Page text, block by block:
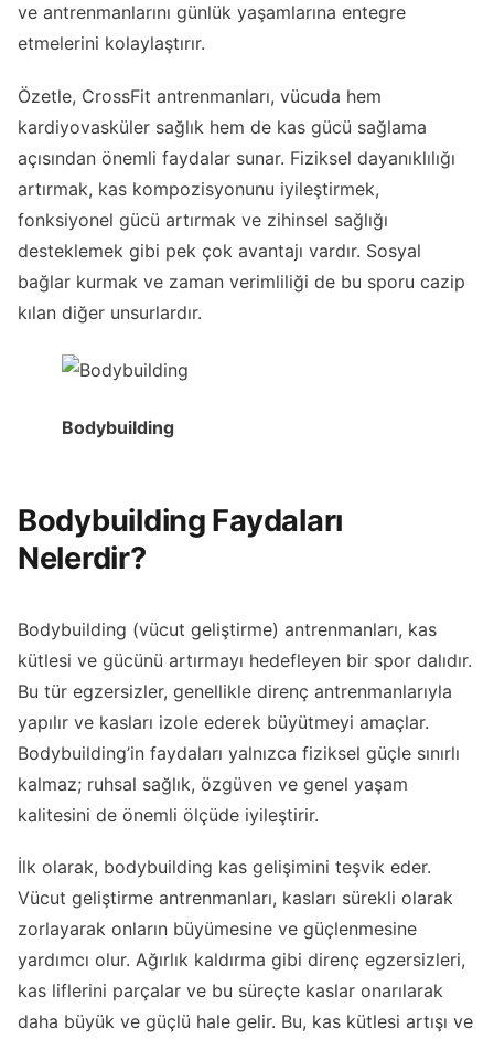
ve antrenmanlarını günlük yaşamlarına entegre
etmelerini kolaylaştırır.
Özetle, CrossFit antrenmanları, vücuda hem
kardiyovasküler sağlık hem de kas gücü sağlama
açısından önemli faydalar sunar. Fiziksel dayanıklılığı
artırmak, kas kompozisyonunu iyileştirmek,
fonksiyonel gücü artırmak ve zihinsel sağlığı
desteklemek gibi pek çok avantajı vardır. Sosyal
bağlar kurmak ve zaman verimliliği de bu sporu cazip
kılan diğer unsurlardır.
Bodybuilding
Bodybuilding Faydaları
Nelerdir?
Bodybuilding (vücut geliştirme) antrenmanları, kas
kütlesi ve gücünü artırmayı hedefleyen bir spor dalıdır.
Bu tür egzersizler, genellikle direnç antrenmanlarıyla
yapılır ve kasları izole ederek büyütmeyi amaçlar.
Bodybuilding’in faydaları yalnızca fiziksel güçle sınırlı
kalmaz; ruhsal sağlık, özgüven ve genel yaşam
kalitesini de önemli ölçüde iyileştirir.
İlk olarak, bodybuilding kas gelişimini teşvik eder.
Vücut geliştirme antrenmanları, kasları sürekli olarak
zorlayarak onların büyümesine ve güçlenmesine
yardımcı olur. Ağırlık kaldırma gibi direnç egzersizleri,
kas liflerini parçalar ve bu süreçte kaslar onarılarak
daha büyük ve güçlü hale gelir. Bu, kas kütlesi artışı ve